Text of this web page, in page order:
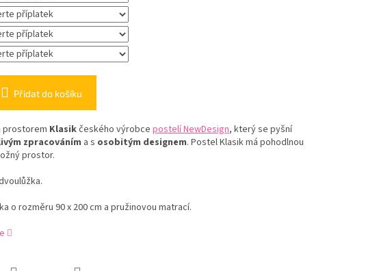
Přidat do košíku
prostorem Klasikčeského výrobce postelí NewDesign, který se pyšní
zpracováním a s osobitým designem. Postel Klasik má pohodlnou
prostor.
o rozměru 90 x 200 cm a pružinovou matrací.